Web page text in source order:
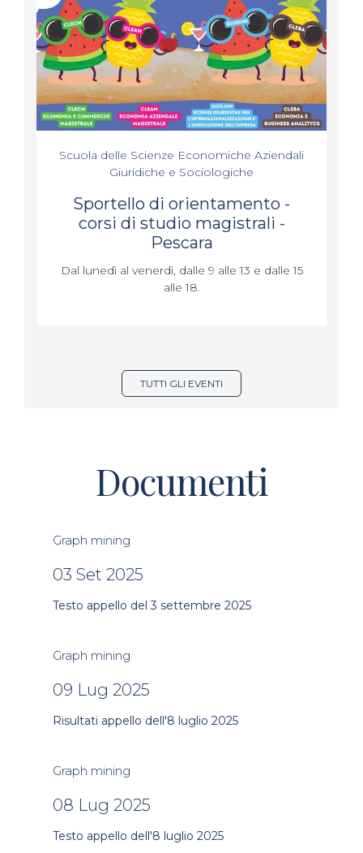
Scuola delle Scienze Economiche Aziendali
Giuridiche e Sociologiche
Sportello di orientamento -
corsi di studio magistrali -
Pescara
Dal lunedì al venerdì, dalle 9 alle 13 e dalle 15
alle 18.
TUTTI GLI EVENTI
Documenti
Graph mining
03 Set 2025
Testo appello del 3 settembre 2025
Graph mining
09 Lug 2025
Risultati appello dell'8 luglio 2025
Graph mining
08 Lug 2025
Testo appello dell'8 luglio 2025